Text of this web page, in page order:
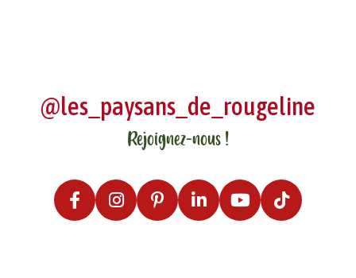
@les_paysans_de_rougeline
Rejoignez-nous !